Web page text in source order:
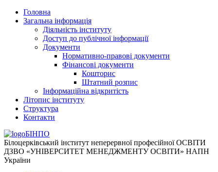
Головна
Загальна інформація
Діяльність інституту
Доступ до публічної інформації
Документи
Нормативно-правові документи
Фінансові документи
Кошторис
Штатний розпис
Інформаційна відкритість
Літопис інституту
Структура
Контакти
БІНПО
Білоцерківський інститут неперервної професійної ОСВІТИ
ДЗВО «УНІВЕРСИТЕТ МЕНЕДЖМЕНТУ ОСВІТИ» НАПН
України